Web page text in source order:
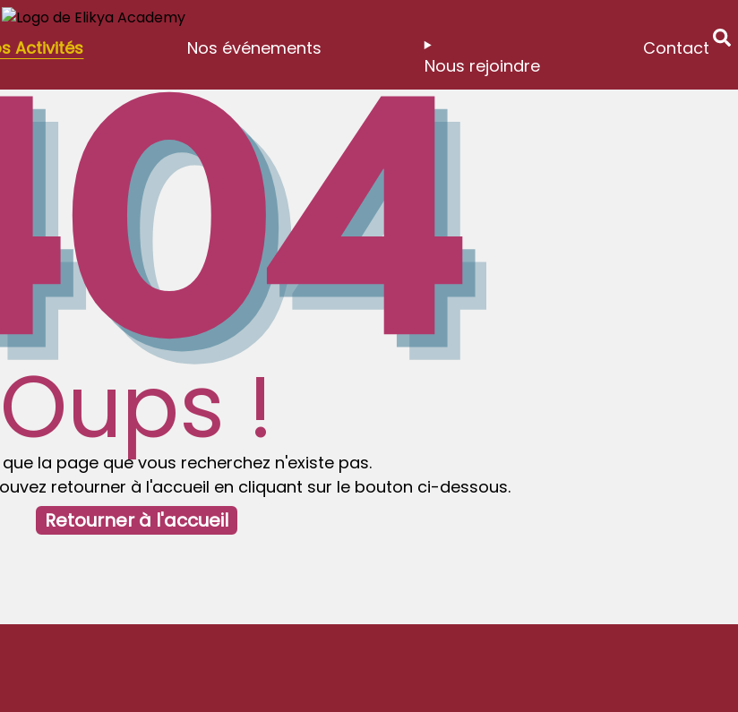
Activités
Nos événements
Nous rejoindre
Contact
Oups !
la page que vous recherchez n'existe pas.
retourner à l'accueil en cliquant sur le bouton ci-dessous.
Retourner à l'accueil